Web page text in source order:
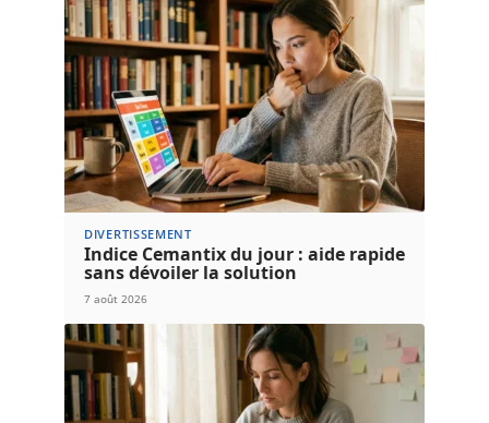
DIVERTISSEMENT
Indice Cemantix du jour : aide rapide
sans dévoiler la solution
7 août 2026